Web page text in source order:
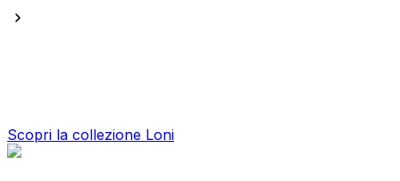
Scopri la collezione Loni